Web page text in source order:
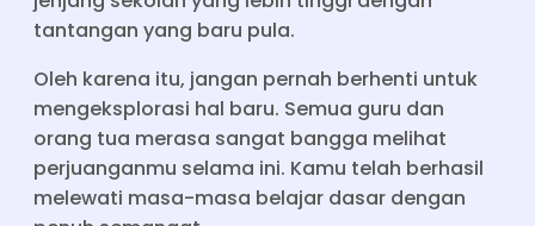
tantangan yang baru pula.
Oleh karena itu, jangan pernah berhenti untuk
mengeksplorasi hal baru. Semua guru dan
orang tua merasa sangat bangga melihat
perjuanganmu selama ini. Kamu telah berhasil
melewati masa-masa belajar dasar dengan